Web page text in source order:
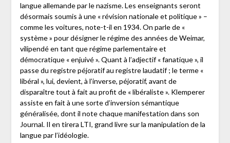
langue allemande par le nazisme. Les enseignants seront
désormais soumis à une « révision nationale et politique » –
comme les voitures, note-t-il en 1934. On parle de «
système » pour désigner le régime des années de Weimar,
vilipendé en tant que régime parlementaire et
démocratique « enjuivé ». Quant à l’adjectif « fanatique », il
passe du registre péjoratif au registre laudatif ; le terme «
libéral », lui, devient, à l’inverse, péjoratif, avant de
disparaître tout à fait au profit de « libéraliste ». Klemperer
assiste en fait à une sorte d’inversion sémantique
généralisée, dont il note chaque manifestation dans son
Journal. Il en tirera LTI, grand livre sur la manipulation de la
langue par l’idéologie.